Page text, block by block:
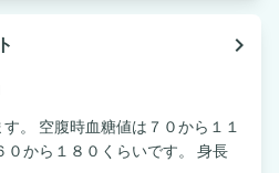
navigate_next
。 空腹時血糖値は７０から１１
０から１８０くらいです。 身長